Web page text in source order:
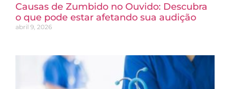
Causas de Zumbido no Ouvido: Descubra
o que pode estar afetando sua audição
abril 9, 2026